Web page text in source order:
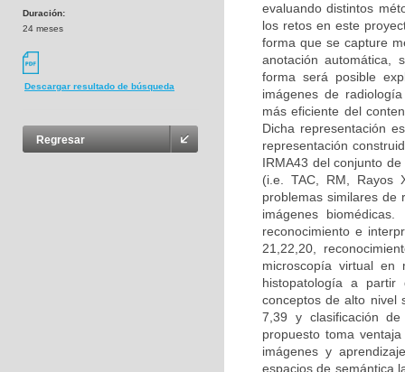
Duración:
24 meses
Descargar resultado de búsqueda
Regresar
evaluando distintos
los retos en este
forma que se capture
anotación automática,
forma será posible
imágenes de
más eficiente del
Dicha representación
representación
IRMA43 del conjunto
(i.e. TAC, RM, Rayos
problemas similares de
imágenes
reconocimiento e
21,22,20,
microscopía virtual en
histopatología a
conceptos de alto nivel
7,39 y clasificación
propuesto toma
imágenes y
espacios de semántica